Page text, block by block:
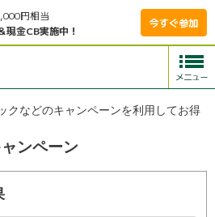
円相当
現金CB実施中！
今すぐ参加
クなどのキャンペーンを利用してお得
ンペーン